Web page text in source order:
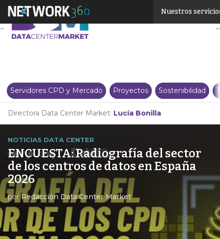
Nuestros
Servidores CPD y Mercado Proyectos Sostenibilidad
Directora Data Center Market: Lucía Bonilla
NOTICIAS DATA CENTER
ENCUESTA: Radiografía del sector
de los centros de datos en España
2026
porRedacción Data Center Market